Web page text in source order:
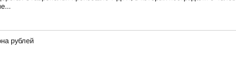
рублей